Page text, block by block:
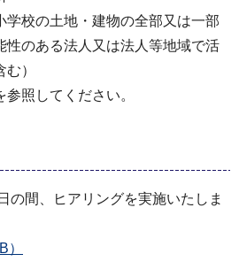
学校の土地・建物の全部又は一部
性のある法人又は法人等地域で活
）
参照してください。
の間、ヒアリングを実施いたしま